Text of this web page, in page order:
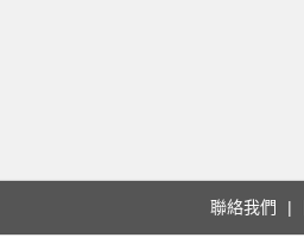
聯絡我們